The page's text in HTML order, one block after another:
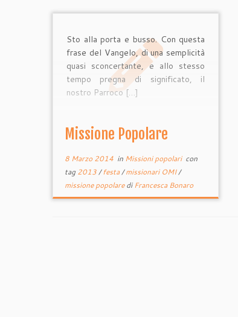
Sto alla porta e busso. Con questa
frase del Vangelo, di una semplicità
quasi sconcertante, e allo stesso
tempo pregna di significato, il
nostro Parroco […]
Missione Popolare
8 Marzo 2014 in Missioni popolari con
tag2013/festa/missionari OMI/
missione popolarediFrancesca Bonaro